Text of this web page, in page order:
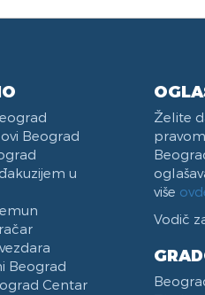
Beograd
u
Beograd
Centar
Želite
više
Vodič